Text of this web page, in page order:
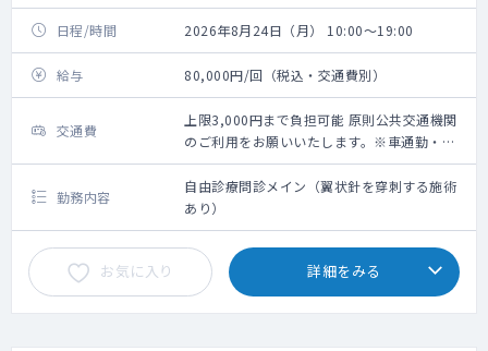
日程/時間 2026年8月24日（月） 10:00～19:00
給与 80,000円/回（税込・交通費別）
交通費
上限3,000円まで負担可能 原則公共交通機関
のご利用をお願いいたします。※車通勤・タ
クシー利用要相談
勤務内容
自由診療問診メイン（翼状針を穿刺する施術
あり）
お気に入り 詳細をみる